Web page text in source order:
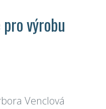
výrobu
Venclová